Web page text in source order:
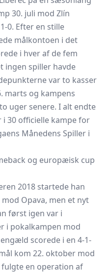
30. juli mod Zlín
0. Efter en stille
målkontoen i det
i hver af de fem
ingen spiller havde
var to kasser
marts og kampens
uger senere. I alt endte
30 officielle kampe for
Månedens Spiller i
og europæisk cup
2018 startede han
Opava, men et nyt
først igen var i
i pokalkampen mod
scorede i en 4-1-
kom 22. oktober mod
fulgte en operation af